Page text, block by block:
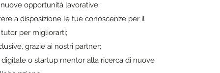
opportunità lavorative;
a disposizione le tue conoscenze per il
per migliorarti;
grazie ai nostri partner;
o startup mentor alla ricerca di nuove